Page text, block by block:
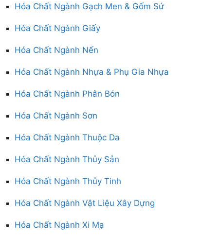
Hóa Chất Ngành Gạch Men & Gốm Sứ
Hóa Chất Ngành Giấy
Hóa Chất Ngành Nến
Hóa Chất Ngành Nhựa & Phụ Gia Nhựa
Hóa Chất Ngành Phân Bón
Hóa Chất Ngành Sơn
Hóa Chất Ngành Thuộc Da
Hóa Chất Ngành Thủy Sản
Hóa Chất Ngành Thủy Tinh
Hóa Chất Ngành Vật Liệu Xây Dựng
Hóa Chất Ngành Xi Mạ